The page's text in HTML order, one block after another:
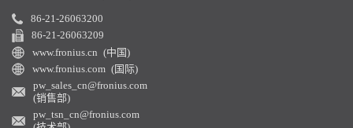
86-21-26063200
86-21-26063209
www.fronius.cn (中国)
www.fronius.com (国际)
pw_sales_cn@fronius.com
(销售部)
pw_tsn_cn@fronius.com